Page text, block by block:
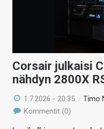
HAKU
Corsair julkaisi
nähdyn 2800X
1.7.2026 - 20:35 /Timo
Kommentit (0)